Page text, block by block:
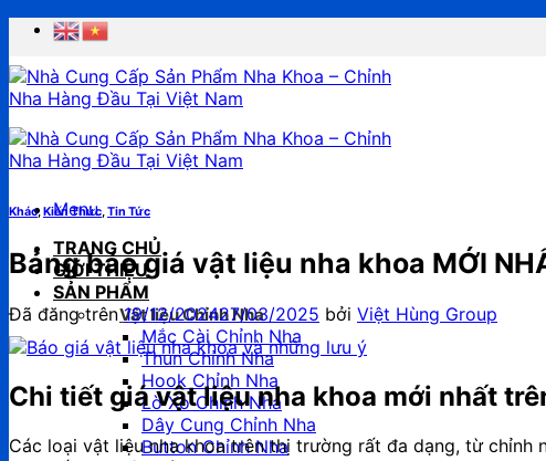
Chuyển
nội
dung
Menu
TRANG CHỦ
GIỚI THIỆU
SẢN PHẨM
Vật liệu Chỉnh Nha
Mắc Cài Chỉnh Nha
Thun Chỉnh Nha
Hook Chỉnh Nha
Lò Xo Chỉnh Nha
Dây Cung Chỉnh Nha
Button Chỉnh Nha
Khác,Kiến Thức,Tin Tức
Bảng báo giá vật liệu nha khoa MỚI
Đã đăng trên19/12/202427/03/2025 bởi Việt Hùng Group
Chi tiết giá vật liệu nha khoa mới nhất
Các loại vật liệu nha khoa trên thị trường rất đa dạng, từ